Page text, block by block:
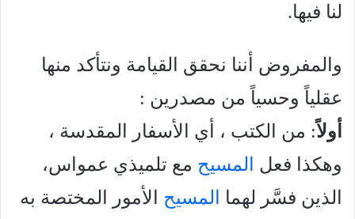
لنا فيها.
والمفروض أننا نحقق القيامة ونتأكد منها
عقلياً وحسياً من مصدرين :
أولاً: من الكتب ، أي الأسفار المقدسة ،
وهكذا فعل
المسيح مع تلميذي عمواس،
الذين فسَّر لهما
المسيح الأمور المختصة به